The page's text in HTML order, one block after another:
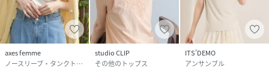
axes femme
ノースリーブ・タンクトップ
studio CLIP
その他のトップス
ITS'DEMO
アンサンブル